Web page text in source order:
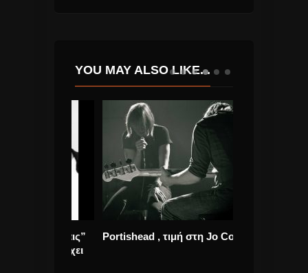
YOU MAY ALSO LIKE...
Portishead , τιμή στη Jo Cox